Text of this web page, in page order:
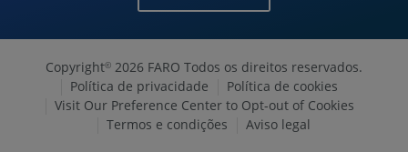
Copyright© 2026 FARO Todos os direitos reservados.
Política de privacidade
Política de cookies
Visit Our Preference Center to Opt-out of Cookies
Termos e condições
Aviso legal